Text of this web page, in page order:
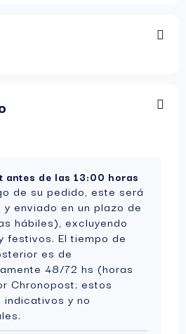
antes de las 13:00 horas
de su pedido, este será
enviado en un plazo de
hábiles), excluyendo
festivos. El tiempo de
es de
48/72 hs (horas
Chronopost; estos
indicativos y no